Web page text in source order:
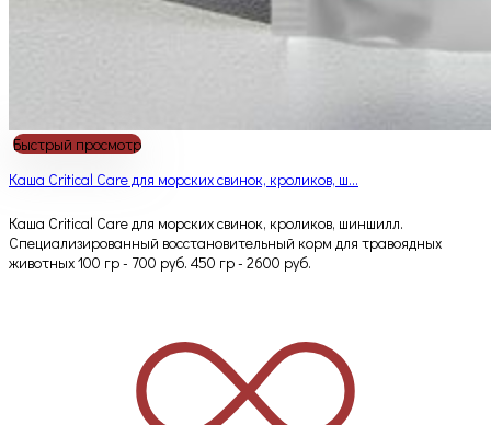
Быстрый просмотр
Каша Critical Care для морских свинок, кроликов, ш...
Каша Critical Care для морских свинок, кроликов, шиншилл.
Специализированный восстановительный корм для травоядных
животных 100 гр - 700 руб. 450 гр - 2600 руб.